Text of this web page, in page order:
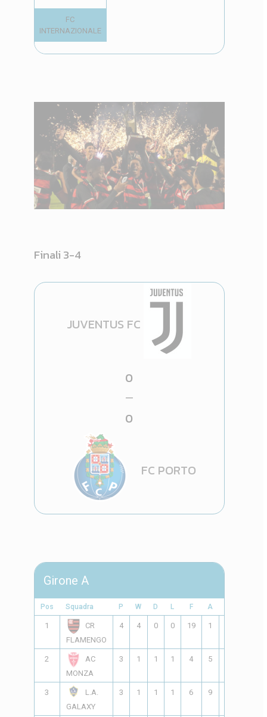
FC
INTERNAZIONALE
Finali 3-4
JUVENTUS FC
0
—
0
FC PORTO
Girone A
Pos Squadra P W D L F A
1
CR
FLAMENGO
4 4 0 0 19 1
2
AC
MONZA
3 1 1 1 4 5
3
L.A.
GALAXY
3 1 1 1 6 9